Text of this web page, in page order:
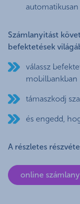
Számlanyitást
befektetések
válassz
mobilbankban
támaszkodj
és engedd,
A részletes
online